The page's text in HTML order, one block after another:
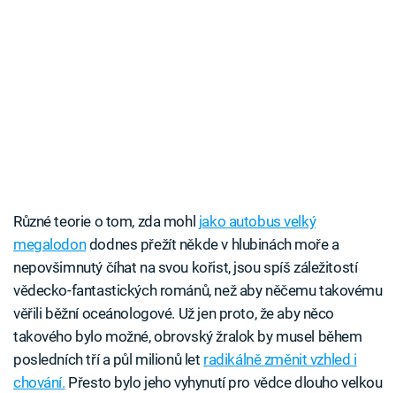
Různé teorie o tom, zda mohl jako autobus velký
megalodondodnes přežít někde v hlubinách moře a
nepovšimnutý číhat na svou kořist, jsou spíš záležitostí
vědecko-fantastických románů, než aby něčemu takovému
věřili běžní oceánologové. Už jen proto, že aby něco
takového bylo možné, obrovský žralok by musel během
posledních tří a půl milionů let radikálně změnit vzhled i
chování. Přesto bylo jeho vyhynutí pro vědce dlouho velkou